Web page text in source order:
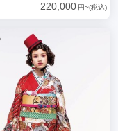
220,000 円~(税込)